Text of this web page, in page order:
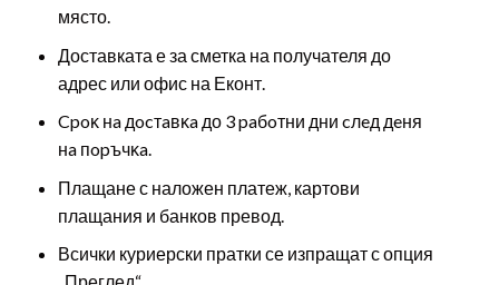
място.
Доставката е за сметка на получателя до
адрес или офис на Еконт.
Cpoĸ нa дocтaвĸa до 3 paбoтни дни cлeд дeня
нa пopъчĸa.
Плащане с наложен платеж, картови
плащания и банков превод.
Всички куриерски пратки се изпращат с опция